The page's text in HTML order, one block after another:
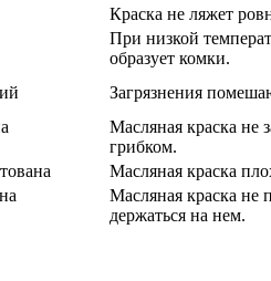
Краска не ляжет
При низкой
образует комки.
Загрязнения
Масляная краска не
грибком.
Масляная краска
Масляная краска не
держаться на нем.